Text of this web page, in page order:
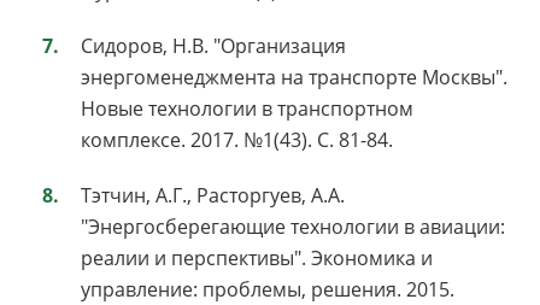
Сидоров, Н.В. "Организация
энергоменеджмента на транспорте Москвы".
Новые технологии в транспортном
комплексе. 2017. №1(43). С. 81-84.
Тэтчин, А.Г., Расторгуев, А.А.
"Энергосберегающие технологии в авиации:
реалии и перспективы". Экономика и
управление: проблемы, решения. 2015.